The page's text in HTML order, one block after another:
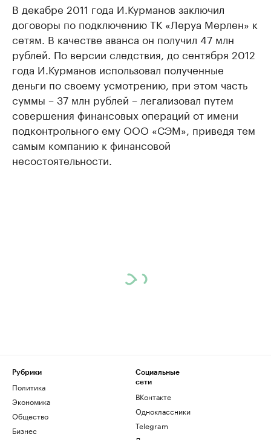
В декабре 2011 года И.Курманов заключил
договоры по подключению ТК «Леруа Мерлен» к
сетям. В качестве аванса он получил 47 млн
рублей. По версии следствия, до сентября 2012
года И.Курманов использовал полученные
деньги по своему усмотрению, при этом часть
суммы – 37 млн рублей – легализовал путем
совершения финансовых операций от имени
подконтрольного ему ООО «СЭМ», приведя тем
самым компанию к финансовой
несостоятельности.
Рубрики
Политика
Экономика
Общество
Бизнес
Социальные
сети
ВКонтакте
Одноклассники
Telegram